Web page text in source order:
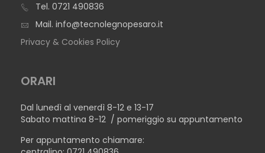
Tel. 0721 490836
Mail. info@tecnolegnopesaro.it
Privacy & Cookies Policy
ORARI
Dal lunedì al venerdì 8-12 e 13-17
Sabato mattina 8-12 / pomeriggio su appuntamento
Per appuntamento chiamare: